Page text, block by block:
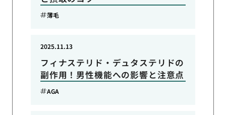
薄毛
フィナステリド・デュタステリドの
副作用！男性機能への影響と注意点
2025.11.13
AGA